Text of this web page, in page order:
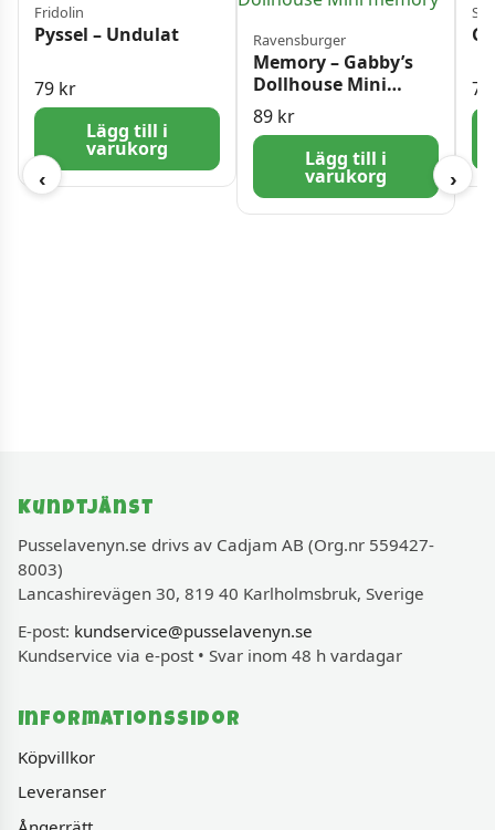
‹
Fridolin
Pyssel – Undulat
79 kr
Lägg till i
varukorg
Ravensburger
Memory – Gabby’s
Dollhouse Mini
memory
89 kr
Lägg till i
varukorg
79
›
Kundtjänst
Pusselavenyn.se drivs av Cadjam AB (Org.nr 559427-
8003)
Lancashirevägen 30, 819 40 Karlholmsbruk, Sverige
E-post: kundservice@pusselavenyn.se
Kundservice via e-post • Svar inom 48 h vardagar
Informationssidor
Köpvillkor
Leveranser